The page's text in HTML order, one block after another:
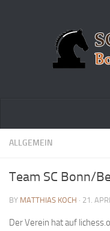
Home
Vereinsmeisterschaft
Vereinspokalturnier
ALLGEMEIN
Team SC Bonn/
BY MATTHIAS KOCH · 21.
Der Verein hat auf